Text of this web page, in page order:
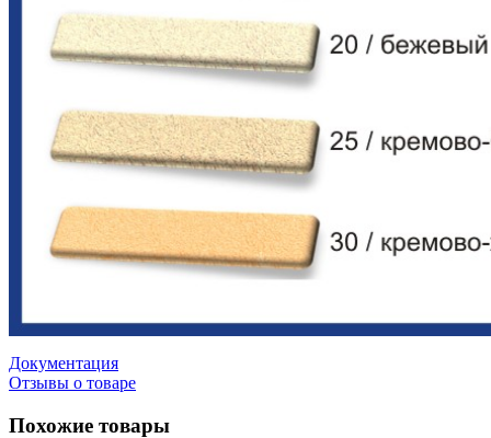
Документация
Отзывы о товаре
Похожие товары